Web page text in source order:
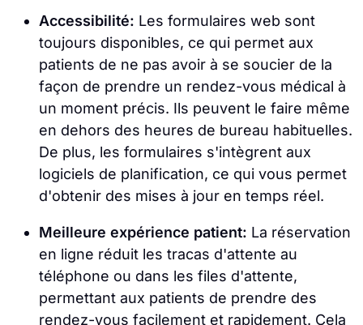
Accessibilité: Les formulaires web sont
toujours disponibles, ce qui permet aux
patients de ne pas avoir à se soucier de la
façon de prendre un rendez-vous médical à
un moment précis. Ils peuvent le faire même
en dehors des heures de bureau habituelles.
De plus, les formulaires s'intègrent aux
logiciels de planification, ce qui vous permet
d'obtenir des mises à jour en temps réel.
Meilleure expérience patient: La réservation
en ligne réduit les tracas d'attente au
téléphone ou dans les files d'attente,
permettant aux patients de prendre des
rendez-vous facilement et rapidement. Cela